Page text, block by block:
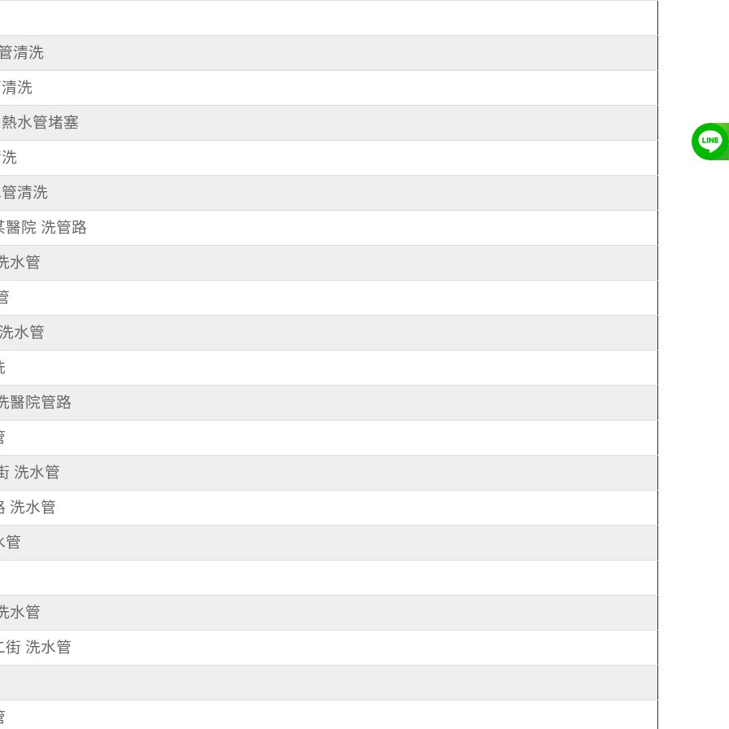
清洗
洗
水管堵塞
清洗
醫院 洗管路
水管
水管
醫院管路
洗水管
洗水管
管
水管
街 洗水管